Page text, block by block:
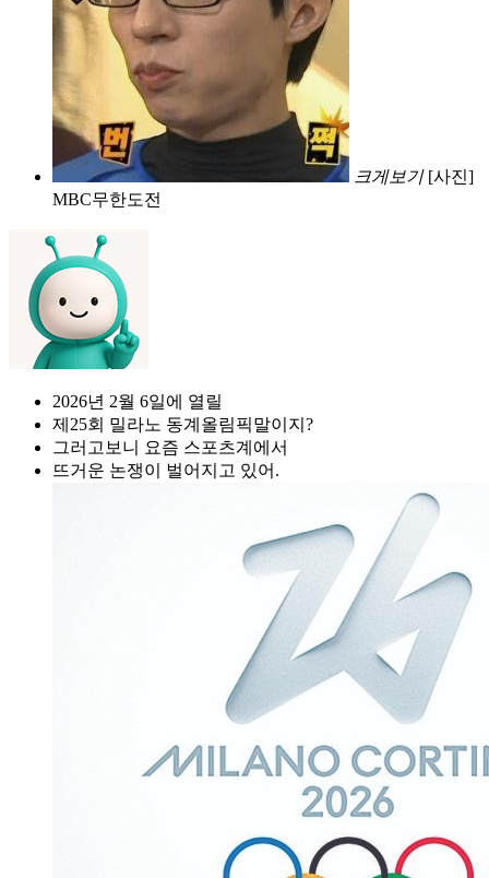
크게보기 [사진]
MBC무한도전
2026년 2월 6일에 열릴
제25회 밀라노 동계올림픽말이지?
그러고보니 요즘 스포츠계에서
뜨거운 논쟁이 벌어지고 있어.